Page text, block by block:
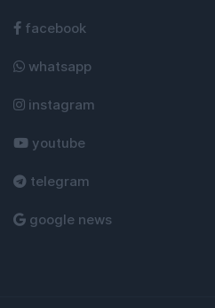
facebook
whatsapp
instagram
youtube
telegram
google news